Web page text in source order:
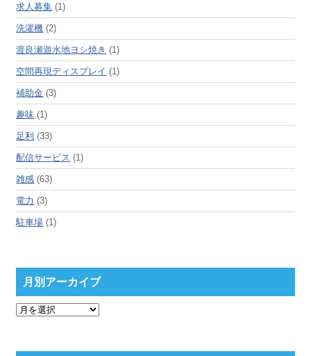
求人募集 (1)
洗濯機 (2)
渡良瀬遊水地ヨシ焼き (1)
空間再現ディスプレイ (1)
補助金 (3)
趣味 (1)
足利 (33)
配信サービス (1)
雑感 (63)
電力 (3)
駐車場 (1)
月別アーカイブ
月
ー